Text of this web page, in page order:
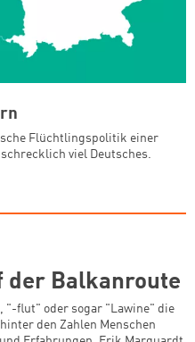
Flüchtlingspolitik einer
schrecklich viel Deutsches.
der Balkanroute
"-flut" oder sogar "Lawine" die
den Zahlen Menschen